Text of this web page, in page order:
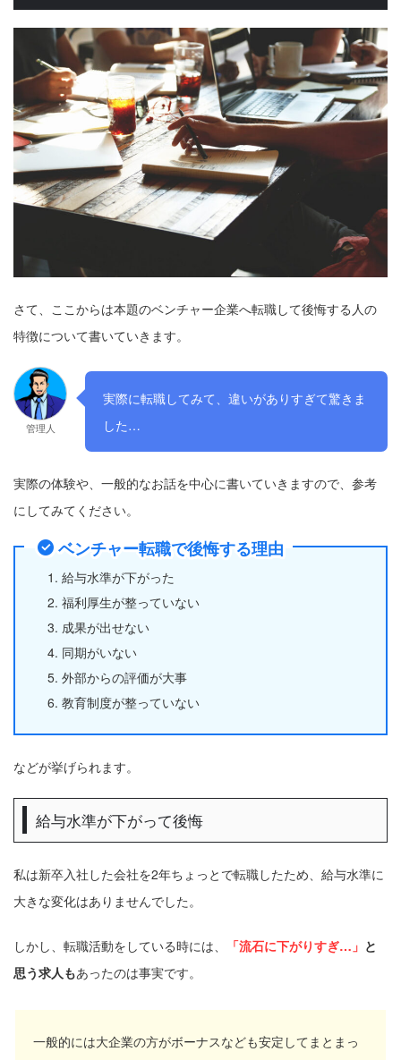
さて、ここからは本題のベンチャー企業へ転職して後悔する人の
特徴について書いていきます。
管理人
実際に転職してみて、違いがありすぎて驚きま
した…
実際の体験や、一般的なお話を中心に書いていきますので、参考
にしてみてください。
ベンチャー転職で後悔する理由
給与水準が下がった
福利厚生が整っていない
成果が出せない
同期がいない
外部からの評価が大事
教育制度が整っていない
などが挙げられます。
給与水準が下がって後悔
私は新卒入社した会社を2年ちょっとで転職したため、給与水準に
大きな変化はありませんでした。
しかし、転職活動をしている時には、 「流石に下がりすぎ…」 と
思う求人もあったのは事実です。
一般的には大企業の方がボーナスなども安定してまとまっ